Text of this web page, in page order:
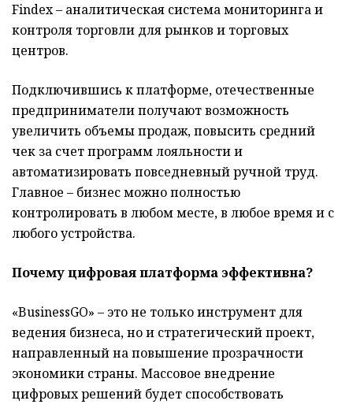
Findex – аналитическая система мониторинга и
контроля торговли для рынков и торговых
центров.
Подключившись к платформе, отечественные
предприниматели получают возможность
увеличить объемы продаж, повысить средний
чек за счет программ лояльности и
автоматизировать повседневный ручной труд.
Главное – бизнес можно полностью
контролировать в любом месте, в любое время и с
любого устройства.
Почему цифровая платформа эффективна?
«BusinessGO» – это не только инструмент для
ведения бизнеса, но и стратегический проект,
направленный на повышение прозрачности
экономики страны. Массовое внедрение
цифровых решений будет способствовать